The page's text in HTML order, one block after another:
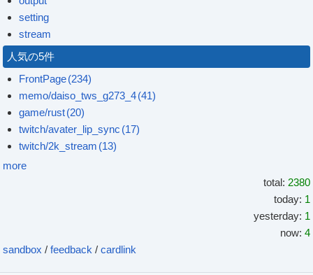
setting
stream
人気の5件
FrontPage (234)
memo/daiso_tws_g273_4 (41)
game/rust (20)
twitch/avater_lip_sync (17)
twitch/2k_stream (13)
more
total: 2380
today: 1
yesterday: 1
now: 4
sandbox / feedback / cardlink